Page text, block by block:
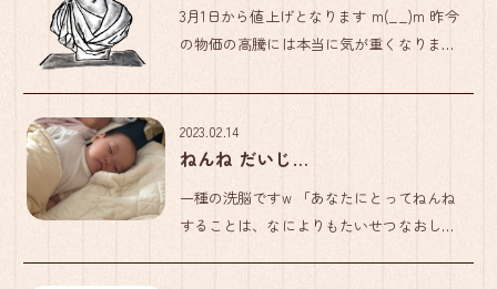
3月1日から値上げとなります m(__)m 昨今
の物価の高騰には本当に気が重くなります
げすることが決まっています。 主原料の綿
花や綿糸が２倍に高騰、その他、副資材や
光熱費の値上がりが […]
2023.02.14
ねんね だいじ…
一種の洗脳ですw 「あなたにとってねんね
することは、なによりもたいせつなおしご